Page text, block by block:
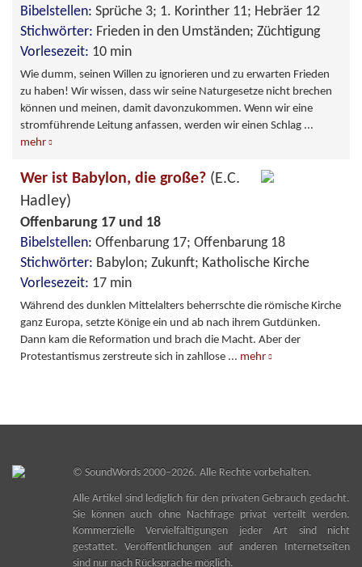
Bibelstellen: Sprüche 3; 1. Korinther 11; Hebräer 12
Stichwörter: Frieden in den Umständen; Züchtigung
Vorlesezeit: 10 min
Wie dumm, seinen Willen zu ignorieren und zu erwarten Frieden
zu haben! Wir wissen, dass wir seine Naturgesetze nicht brechen
können und meinen, damit davonzukommen. Wenn wir eine
stromführende Leitung anfassen, werden wir einen Schlag ...
mehr
Wer ist Babylon, die große? (E.C.
Hadley)
Offenbarung 17 und 18
Bibelstellen: Offenbarung 17; Offenbarung 18
Stichwörter: Babylon; Zukunft; Katholische Kirche
Vorlesezeit: 17 min
Während des dunklen Mittelalters beherrschte die römische Kirche
ganz Europa, setzte Könige ein und ab nach ihrem Gutdünken.
Dann kam die Reformation und brach die Macht. Aber der
Protestantismus zerstreute sich in zahllose ... mehr
© SoundWords2000–2026. Alle Rechte vorbehalten.
Alle Artikel sind lediglich für den privaten Gebrauch gedacht.
Sie können auch ohne Nachfrage privat verteilt werden.
Kommerzielle Vervielfältigungen jeder Art sind nicht
gestattet. Veröffentlichungen auf anderen Internetseiten
sind nur nach Rücksprache möglich.